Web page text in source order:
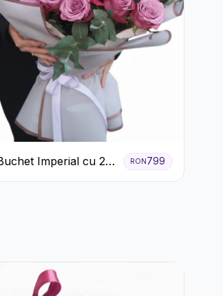
Imperial cu 25
RON799